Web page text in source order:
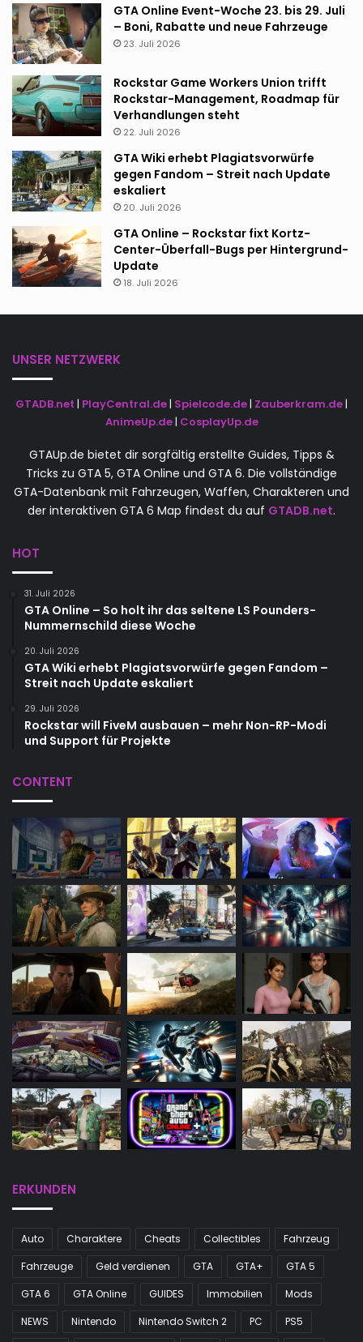
GTA Online Event-Woche 23. bis 29. Juli
– Boni, Rabatte und neue Fahrzeuge
23. Juli 2026
Rockstar Game Workers Union trifft
Rockstar-Management, Roadmap für
Verhandlungen steht
22. Juli 2026
GTA Wiki erhebt Plagiatsvorwürfe
gegen Fandom – Streit nach Update
eskaliert
20. Juli 2026
GTA Online – Rockstar fixt Kortz-
Center-Überfall-Bugs per Hintergrund-
Update
18. Juli 2026
UNSER NETZWERK
GTADB.net | PlayCentral.de| Spielcode.de| Zauberkram.de|
AnimeUp.de| CosplayUp.de
GTAUp.de bietet dir sorgfältig erstellte Guides, Tipps &
Tricks zu GTA 5, GTA Online und GTA 6. Die vollständige
GTA-Datenbank mit Fahrzeugen, Waffen, Charakteren und
der interaktiven GTA 6 Map findest du auf GTADB.net.
HOT
31. Juli 2026
GTA Online – So holt ihr das seltene LS Pounders-
Nummernschild diese Woche
20. Juli 2026
GTA Wiki erhebt Plagiatsvorwürfe gegen Fandom –
Streit nach Update eskaliert
29. Juli 2026
Rockstar will FiveM ausbauen – mehr Non-RP-Modi
und Support für Projekte
CONTENT
ERKUNDEN
Auto Charaktere Cheats Collectibles
Fahrzeug
Fahrzeuge
Geld verdienen GTA GTA+
GTA 5
GTA 6
GTA Online GUIDES Immobilien
Mods
NEWS
Nintendo Nintendo Switch 2 PC
PS5